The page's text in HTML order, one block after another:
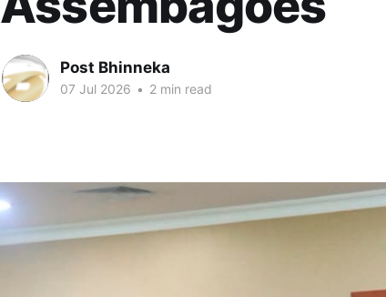
Post Bhinneka
07 Jul 2026 • 2 min read